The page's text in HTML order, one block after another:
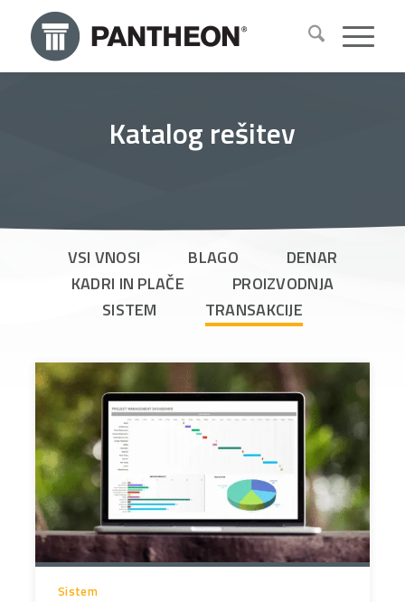
Katalog rešitev
VSI VNOSI BLAGO
DENAR
KADRI IN PLAČE
PROIZVODNJA
SISTEM
TRANSAKCIJE
Sistem